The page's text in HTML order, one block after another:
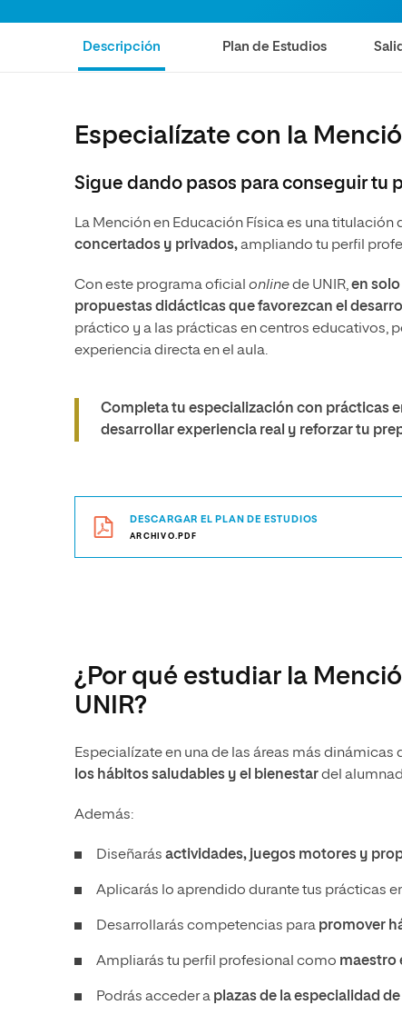
Ciencias
Ciencias de la Salud
Ciencias Sociales
Artes
Diseño
Ciencias de la Salud
Humanidades
Música
Escuela de Humanidades
Normas de Organización y
Descripción Plan de Estudios
Especialízate con la
Sigue dando pasos para conseguir tu
La Mención en Educación Física es una
concertados y privados,ampliando tu perfil
Con este programa oficial onlinede UNIR,en solo
propuestas didácticas que favorezcan el
práctico y a las prácticas en centros educativos,
experiencia directa en el aula.
Completa tu especialización con prácticas
desarrollar experiencia real y reforzar tu
DESCARGAR EL PLAN DE ESTUDIOS
ARCHIVO.PDF
¿Por qué estudiar la
UNIR?
Especialízate en una de las áreas más
los hábitos saludables y el bienestardel
Además:
Diseñarás actividades, juegos motores y
Aplicarás lo aprendido durante tus prácticas
Desarrollarás competencias para promover
Ampliarás tu perfil profesional como maestro
Podrás acceder a plazas de la especialidad